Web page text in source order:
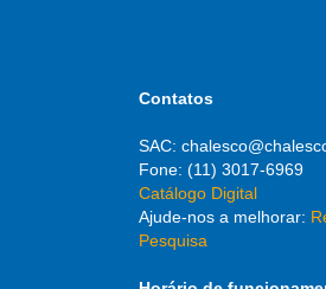
Contatos
SAC:
Fone: (11) 3017-6969
Catálogo Digital
Ajude-nos a melhorar:
Pesquisa